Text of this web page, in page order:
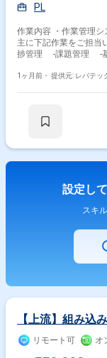
PL
作業内容 ・作業管理シ
主に下記作業をご担
捗管理 -課題管理 -
1ヶ月前・ 提供元: レバテッ
設定し
スキ
【上流】組み込
リモート可 オ